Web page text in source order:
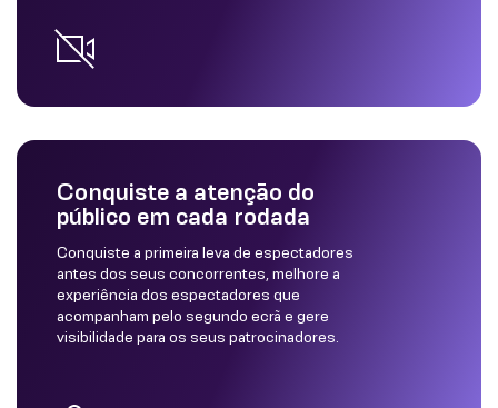
Conquiste a atenção do
público em cada rodada
Conquiste a primeira leva de espectadores
antes dos seus concorrentes, melhore a
experiência dos espectadores que
acompanham pelo segundo ecrã e gere
visibilidade para os seus patrocinadores.